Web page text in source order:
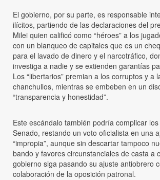
El gobierno, por su parte, es responsable
ilícitos, partiendo de las declaraciones del
Milei quien calificó como “héroes” a los
con un blanqueo de capitales que es un
para el lavado de dinero y el narcotráfico,
investiga a nadie y se extienden garantías
Los “libertarios” premian a los corruptos y a
chanchullos, mientras se embeben en un
“transparencia y honestidad”.
Este escándalo también podría complicar los
Senado, restando un voto oficialista en una
“impropia”, aunque sin descartar tampoco
bando y favores circunstanciales de casta a
gobierno siga pasando su ajuste antiobrero
colaboración de la oposición patronal.